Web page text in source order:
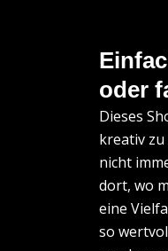
oder
Dieses
kreativ zu
nicht
dort, wo
eine
so